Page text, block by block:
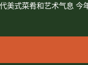
美式菜肴和艺术气息